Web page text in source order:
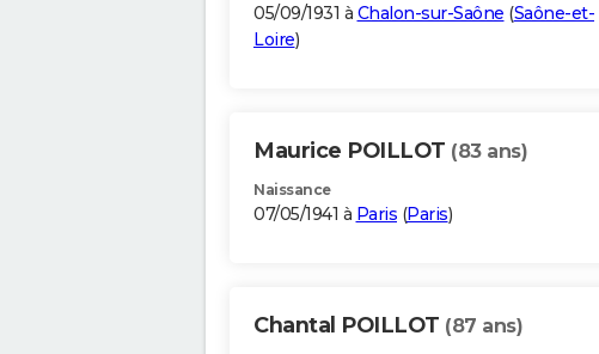
05/09/1931 à Chalon-sur-Saône (Saône-et-
Loire)
Maurice POILLOT (83 ans)
Naissance
07/05/1941 à Paris (Paris)
Chantal POILLOT (87 ans)